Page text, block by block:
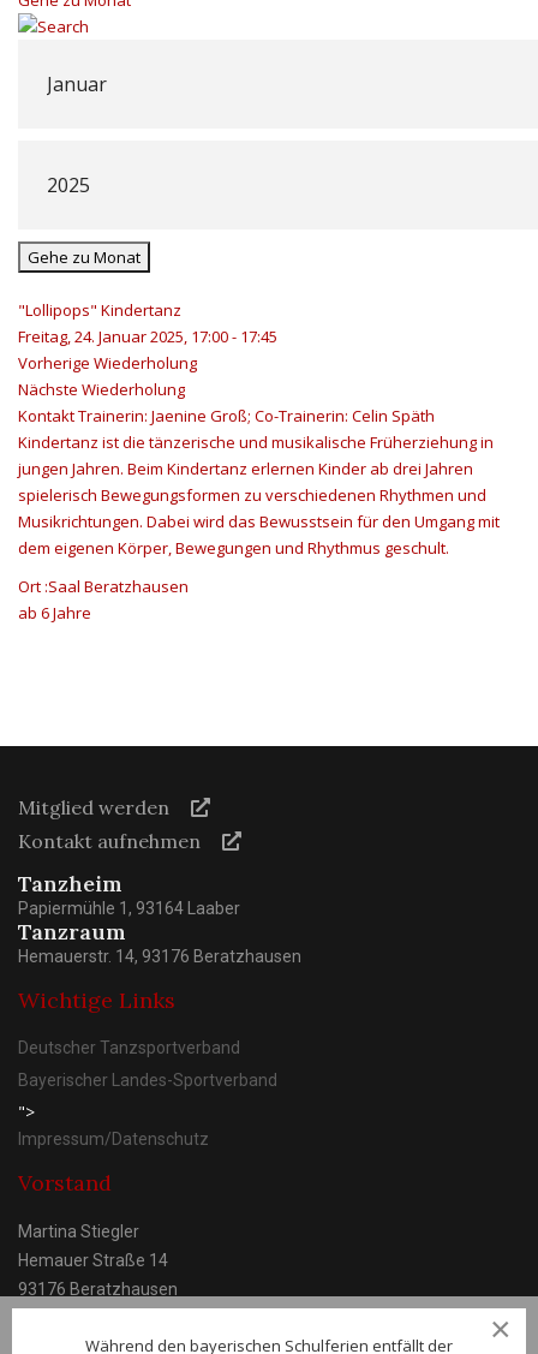
Gehe zu Monat
"Lollipops" Kindertanz
Freitag, 24. Januar 2025, 17:00 - 17:45
Vorherige Wiederholung
Nächste Wiederholung
KontaktTrainerin: Jaenine Groß; Co-Trainerin: Celin Späth
Kindertanz ist die tänzerische und musikalische Früherziehung in
jungen Jahren. Beim Kindertanz erlernen Kinder ab drei Jahren
spielerisch Bewegungsformen zu verschiedenen Rhythmen und
Musikrichtungen. Dabei wird das Bewusstsein für den Umgang mit
dem eigenen Körper, Bewegungen und Rhythmus geschult.
Ort :Saal Beratzhausen
ab 6 Jahre
Mitglied werden
Kontakt aufnehmen
Tanzheim
Papiermühle 1, 93164 Laaber
Tanzraum
Hemauerstr. 14, 93176 Beratzhausen
Wichtige Links
Deutscher Tanzsportverband
Bayerischer Landes-Sportverband
">
Impressum/Datenschutz
Vorstand
Martina Stiegler
Hemauer Straße 14
93176 Beratzhausen
×
Während den bayerischen Schulferien entfällt der